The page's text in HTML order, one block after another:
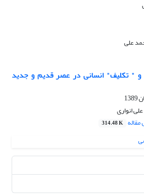
علی
" تکلیف" انسانی در عصر قدیم و جدید
انواری
314.48 K